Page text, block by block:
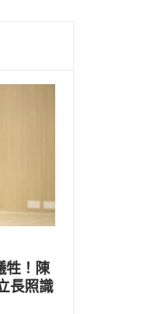
牲！陳
長照識